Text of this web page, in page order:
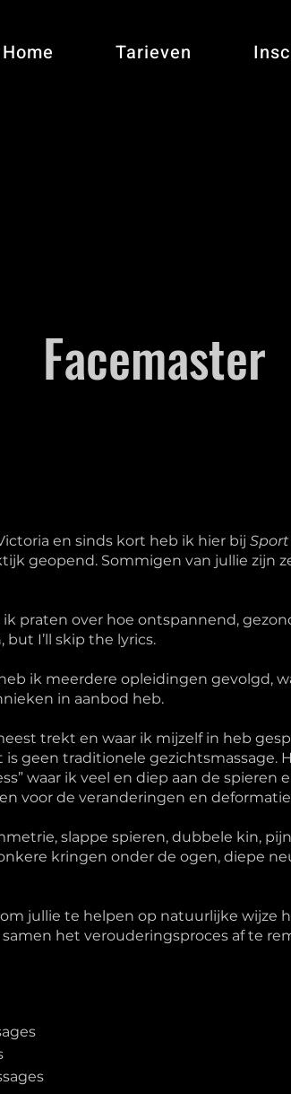
Home Tarieven
Facemaster
en sinds kort heb ik hier bij
geopend. Sommigen van jullie zijn
ik praten over hoe ontspannend,
but I’ll skip the lyrics.
ik meerdere opleidingen gevolgd,
in aanbod heb.
trekt en waar ik mijzelf in heb
is geen traditionele gezichtsmassage.
waar ik veel en diep aan de spieren
voor de veranderingen en
slappe spieren, dubbele kin,
kringen onder de ogen, diepe
jullie te helpen op natuurlijke wijze
het verouderingsproces af te